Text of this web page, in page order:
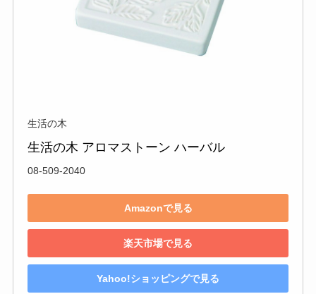
生活の木
生活の木 アロマストーン ハーバル
08-509-2040
Amazonで見る
楽天市場で見る
Yahoo!ショッピングで見る